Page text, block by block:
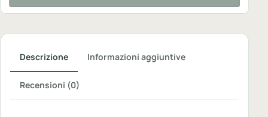
Descrizione Informazioni aggiuntive
Recensioni (0)